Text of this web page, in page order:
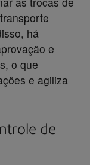
há
e
o que
e agiliza
de